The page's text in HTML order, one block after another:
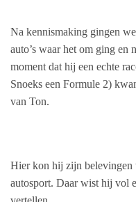
Na kennismaking gingen
auto’s waar het om ging en
moment dat hij een echte
Snoeks een Formule 2)
van Ton.
Hier kon hij zijn belevingen
autosport. Daar wist hij vol